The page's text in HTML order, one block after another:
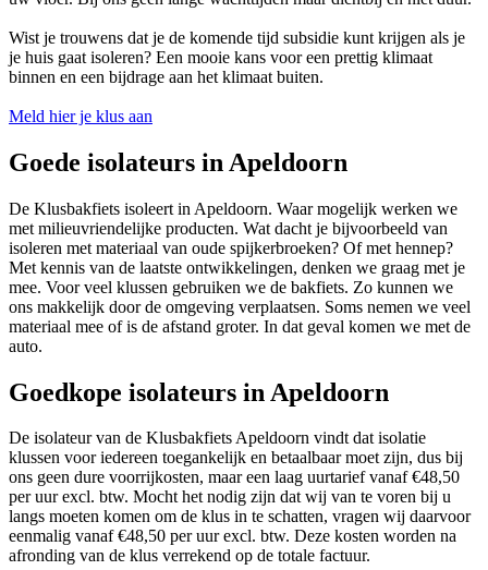
Wist je trouwens dat je de komende tijd subsidie kunt krijgen als je
je huis gaat isoleren? Een mooie kans voor een prettig klimaat
binnen en een bijdrage aan het klimaat buiten.
Meld hier je klus aan
Goede isolateurs in Apeldoorn
De Klusbakfiets isoleert in Apeldoorn. Waar mogelijk werken we
met milieuvriendelijke producten. Wat dacht je bijvoorbeeld van
isoleren met materiaal van oude spijkerbroeken? Of met hennep?
Met kennis van de laatste ontwikkelingen, denken we graag met je
mee. Voor veel klussen gebruiken we de bakfiets. Zo kunnen we
ons makkelijk door de omgeving verplaatsen. Soms nemen we veel
materiaal mee of is de afstand groter. In dat geval komen we met de
auto.
Goedkope isolateurs in Apeldoorn
De isolateur van de Klusbakfiets Apeldoorn vindt dat isolatie
klussen voor iedereen toegankelijk en betaalbaar moet zijn, dus bij
ons geen dure voorrijkosten, maar een laag uurtarief vanaf €48,50
per uur excl. btw. Mocht het nodig zijn dat wij van te voren bij u
langs moeten komen om de klus in te schatten, vragen wij daarvoor
eenmalig vanaf €48,50 per uur excl. btw. Deze kosten worden na
afronding van de klus verrekend op de totale factuur.